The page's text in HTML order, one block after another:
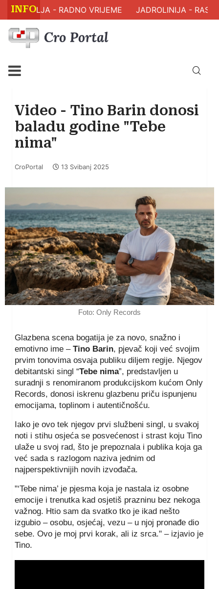
INFO
ZDRAVLJA - RADNO VRIJEME JADROLINIJA -
Video - Tino Barin donosi
baladu godine "Tebe
nima"
CroPortal 13 Svibanj 2025
Foto: Only Records
Glazbena scena bogatija je za novo, snažno i
emotivno ime – Tino Barin, pjevač koji već svojim
prvim tonovima osvaja publiku diljem regije. Njegov
debitantski singl “Tebe nima”, predstavljen u
suradnji s renomiranom produkcijskom kućom Only
Records, donosi iskrenu glazbenu priču ispunjenu
emocijama, toplinom i autentičnošću.
Iako je ovo tek njegov prvi službeni singl, u svakoj
noti i stihu osjeća se posvećenost i strast koju Tino
ulaže u svoj rad, što je prepoznala i publika koja ga
već sada s razlogom naziva jednim od
najperspektivnijih novih izvođača.
"‘Tebe nima’ je pjesma koja je nastala iz osobne
emocije i trenutka kad osjetiš prazninu bez nekoga
važnog. Htio sam da svatko tko je ikad nešto
izgubio – osobu, osjećaj, vezu – u njoj pronađe dio
sebe. Ovo je moj prvi korak, ali iz srca." – izjavio je
Tino.